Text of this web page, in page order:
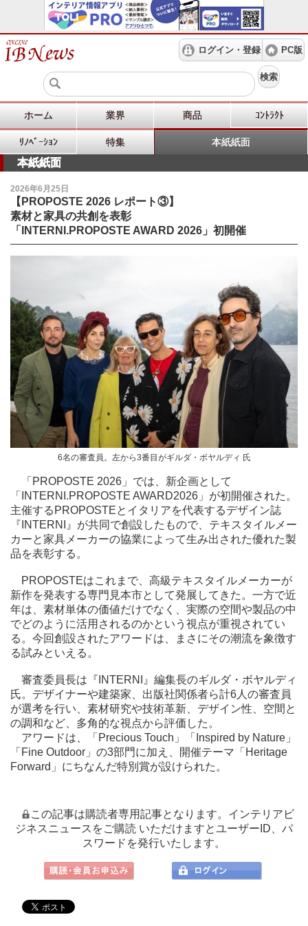
ログイン・登録 PC版
検索
ホーム 業界 商品 ｺﾝﾄﾗｸﾄ
ﾘﾉﾍﾞｰｼｮﾝ 特集 本紙紙面
本紙紙面
2026年6月25日
【PROPOSTE 2026 レポート③】
素材と家具の共創を表彰
「INTERNI.PROPOSTE AWARD 2026」初開催
6名の審査員。左から3番目がギルダ・ボヤルディ 氏
「PROPOSTE 2026」では、新企画として
「INTERNI.PROPOSTE AWARD2026」が初開催された。
主催するPROPOSTEとイタリアを代表するデザイン誌
『INTERNI』が共同で創設したもので、テキスタイルメー
カーと家具メーカーの協業によって生み出された優れた製
品を表彰する。
PROPOSTEはこれまで、高級テキスタイルメーカーが
新作を発表する専門見本市として発展してきた。一方で近
年は、素材単体の価値だけでなく、実際の空間や製品の中
でどのように活用されるのかという視点が重視されてい
る。今回創設されたアワードは、まさにその潮流を象徴す
る試みといえる。
審査委員長は『INTERNI』編集長のギルダ・ボヤルディ
氏。デザイナーや建築家、出版社関係者ら計6人の審査員
が選考を行い、素材研究や技術革新、デザイン性、空間と
の調和など、多角的な視点から評価した。
アワードは、「Precious Touch」「Inspired by Nature」
「Fine Outdoor」の3部門に加え、開催テーマ「Heritage
Forward」にちなんだ特別賞が設けられた。
この記事は購読者専用記事となります。インテリアビ
ジネスニュースをご購読 いただけますとユーザーID、パ
スワードを発行いたします。